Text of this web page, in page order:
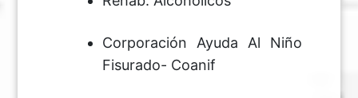
Corporación Ayuda Al Niño
Fisurado- Coanif